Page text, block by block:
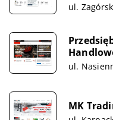
ul.
ul.
MK